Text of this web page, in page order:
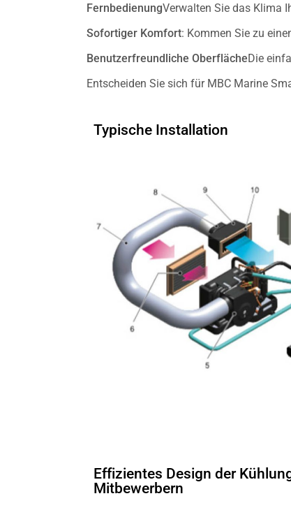
FernbedienungVerwalten Sie das Klima
Sofortiger Komfort: Kommen Sie zu
Benutzerfreundliche OberflächeDie
Entscheiden Sie sich für MBC Marine
Typische Installation
Effizientes Design der
Mitbewerbern